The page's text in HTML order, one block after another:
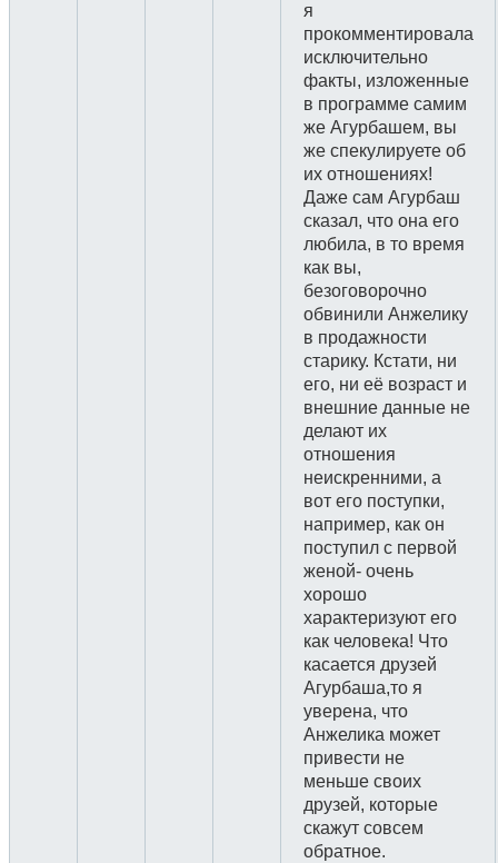
я
прокомментировала
исключительно
факты, изложенные
в программе самим
же Агурбашем, вы
же спекулируете об
их отношениях!
Даже сам Агурбаш
сказал, что она его
любила, в то время
как вы,
безоговорочно
обвинили Анжелику
в продажности
старику. Кстати, ни
его, ни её возраст и
внешние данные не
делают их
отношения
неискренними, а
вот его поступки,
например, как он
поступил с первой
женой- очень
хорошо
характеризуют его
как человека! Что
касается друзей
Агурбаша,то я
уверена, что
Анжелика может
привести не
меньше своих
друзей, которые
скажут совсем
обратное.